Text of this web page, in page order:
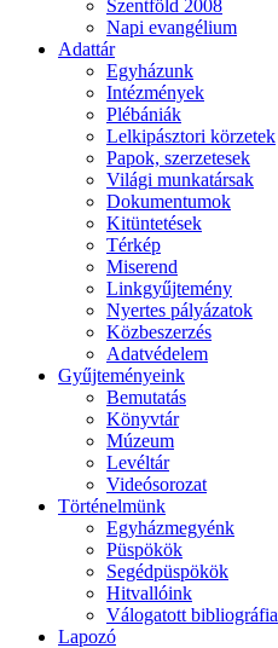
Szentföld 2008
Napi evangélium
Adattár
Egyházunk
Intézmények
Plébániák
Lelkipásztori körzetek
Papok, szerzetesek
Világi munkatársak
Dokumentumok
Kitüntetések
Térkép
Miserend
Linkgyűjtemény
Nyertes pályázatok
Közbeszerzés
Adatvédelem
Gyűjteményeink
Bemutatás
Könyvtár
Múzeum
Levéltár
Videósorozat
Történelmünk
Egyházmegyénk
Püspökök
Segédpüspökök
Hitvallóink
Válogatott bibliográfia
Lapozó